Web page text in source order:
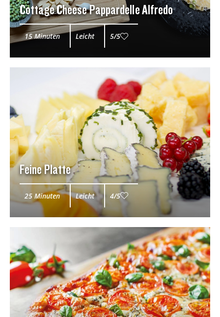
Cottage Cheese Pappardelle Alfredo
15 Minuten Leicht 5/5
Feine Platte
25 Minuten Leicht 4/5